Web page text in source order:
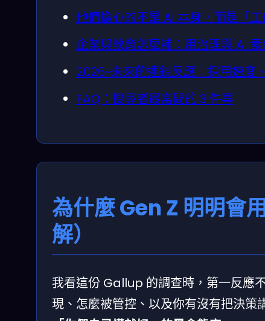
他們擔心的不是 AI 本身，而是「工
企業與教育怎麼補：用治理與 AI
2026~未來的連鎖反應：採用速度
FAQ：搜尋者最常問的 3 件事
為什麼 Gen Z 明明會
解）
我看這份 Gallup 的調查時，第一反應
現、怎麼被管控、以及你有沒有把決策